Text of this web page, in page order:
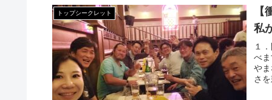
トップシークレット
私
１
べ
や
さ